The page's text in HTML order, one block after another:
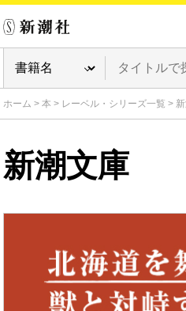
ホーム > 本 > レーベル・シリーズ一覧 >
新潮文庫